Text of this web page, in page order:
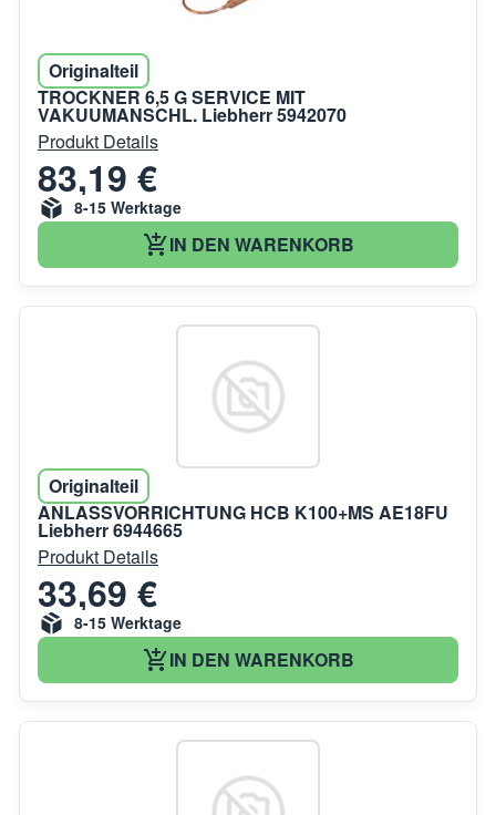
Originalteil
TROCKNER 6,5 G SERVICE MIT
VAKUUMANSCHL. Liebherr 5942070
Produkt Details
83,19 €
8-15 Werktage
IN DEN WARENKORB
Originalteil
ANLASSVORRICHTUNG HCB K100+MS AE18FU
Liebherr 6944665
Produkt Details
33,69 €
8-15 Werktage
IN DEN WARENKORB